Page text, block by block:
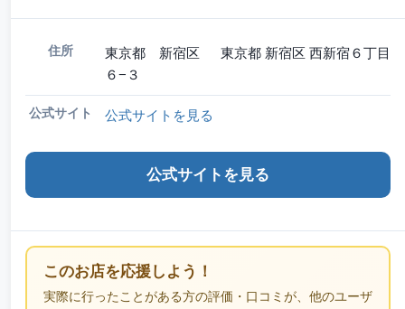
住所
東京都 新宿区 東京都 新宿区 西新宿６丁目
６−３
公式サイト 公式サイトを見る
公式サイトを見る
このお店を応援しよう！
実際に行ったことがある方の評価・口コミが、他のユーザ